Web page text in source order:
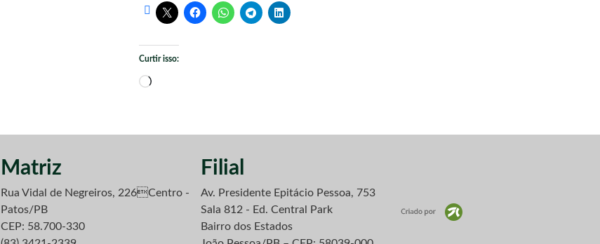
Curtir isso:
Carregando...
Matriz
Rua Vidal de Negreiros, 226Centro -
Patos/PB
CEP: 58.700-330
Filial
Av. Presidente Epitácio Pessoa, 753
Sala 812 - Ed. Central Park
Bairro dos Estados